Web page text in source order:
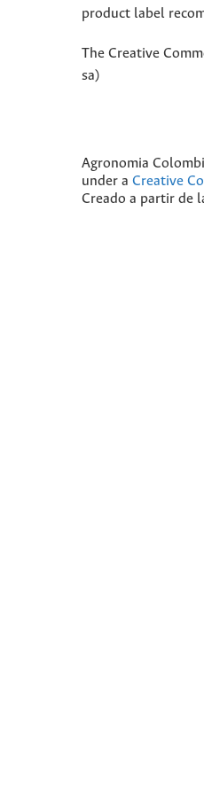
product label
The Creative
sa)
Agronomia
under a Creative
Creado a partir de